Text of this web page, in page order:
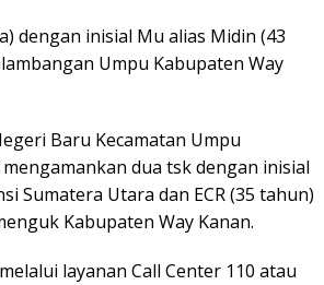
dengan inisial Mu alias Midin (43
Umpu Kabupaten Way
Baru Kecamatan Umpu
dua tsk dengan inisial
Sumatera Utara dan ECR (35 tahun)
Kabupaten Way Kanan.
layanan Call Center 110 atau